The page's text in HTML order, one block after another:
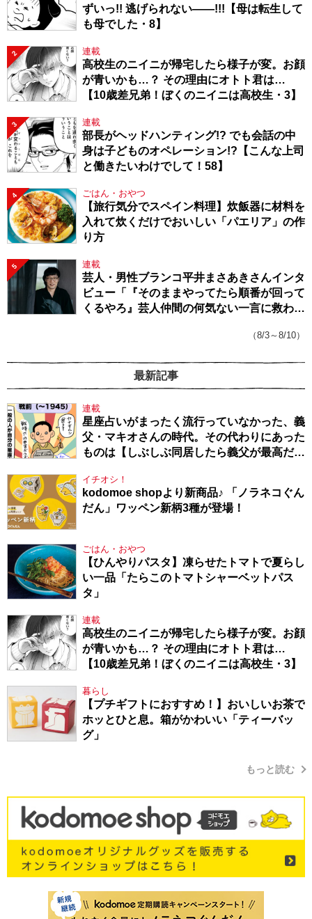
ずいっ!! 逃げられない――!!!【母は転生して
も母でした・8】
2 連載
高校生のニイニが帰宅したら様子が変。お顔
が青いかも…？ その理由にオトト君は…
【10歳差兄弟！ぼくのニイニは高校生・3】
3 連載
部長がヘッドハンティング!? でも会話の中
身は子どものオペレーション!?【こんな上司
と働きたいわけでして！58】
4 ごはん・おやつ
【旅行気分でスペイン料理】炊飯器に材料を
入れて炊くだけでおいしい「パエリア」の作
り方
5 連載
芸人・男性ブランコ平井まさあきさんインタ
ビュー「『そのままやってたら順番が回って
くるやろ』芸人仲間の何気ない一言に救われ
（8/3～8/10）
最新記事
連載
星座占いがまったく流行っていなかった、義
父・マキオさんの時代。その代わりにあった
ものは【しぶしぶ同居したら義父が最高だっ
イチオシ！
kodomoe shopより新商品♪ 「ノラネコぐん
だん」ワッペン新柄3種が登場！
ごはん・おやつ
【ひんやりパスタ】凍らせたトマトで夏らし
い一品「たらこのトマトシャーベットパス
タ」
連載
高校生のニイニが帰宅したら様子が変。お顔
が青いかも…？ その理由にオトト君は…
【10歳差兄弟！ぼくのニイニは高校生・3】
暮らし
【プチギフトにおすすめ！】おいしいお茶で
ホッとひと息。箱がかわいい「ティーバッ
グ」
もっと読む